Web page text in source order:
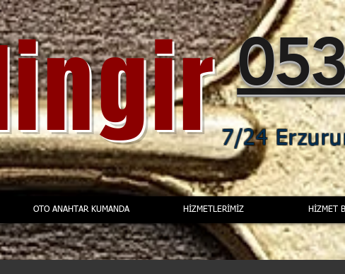
7/24
OTO ANAHTAR KUMANDA HİZMETLERİMİZ HİZMET